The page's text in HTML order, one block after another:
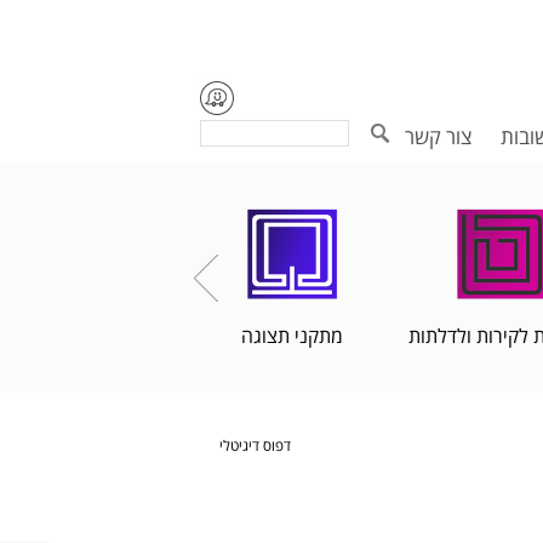
צור קשר Search
לקירות ולדלתות מתקני תצוגה
דפוס דיגיטלי